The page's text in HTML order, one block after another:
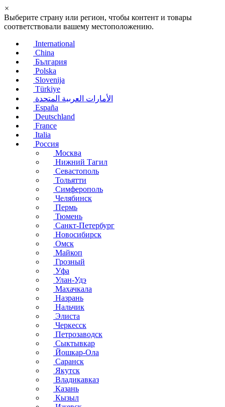
×
Выберите страну или регион, чтобы контент и товары
соответствовали вашему местоположению.
International
China
България
Polska
Slovenija
Türkiye
الأمارات العربية المتحدة
España
Deutschland
France
Italia
Россия
Москва
Нижний Тагил
Севастополь
Тольятти
Симферополь
Челябинск
Пермь
Тюмень
Санкт-Петербург
Новосибирск
Омск
Майкоп
Грозный
Уфа
Улан-Удэ
Махачкала
Назрань
Нальчик
Элиста
Черкесск
Петрозаводск
Сыктывкар
Йошкар-Ола
Саранск
Якутск
Владикавказ
Казань
Кызыл